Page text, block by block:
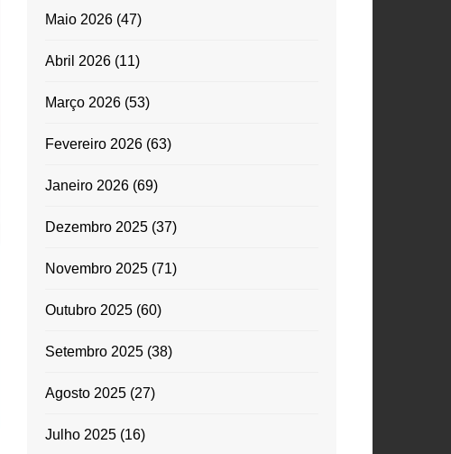
Maio 2026(47)
Abril 2026(11)
Março 2026(53)
Fevereiro 2026(63)
Janeiro 2026(69)
Dezembro 2025(37)
Novembro 2025(71)
Outubro 2025(60)
Setembro 2025(38)
Agosto 2025(27)
Julho 2025(16)